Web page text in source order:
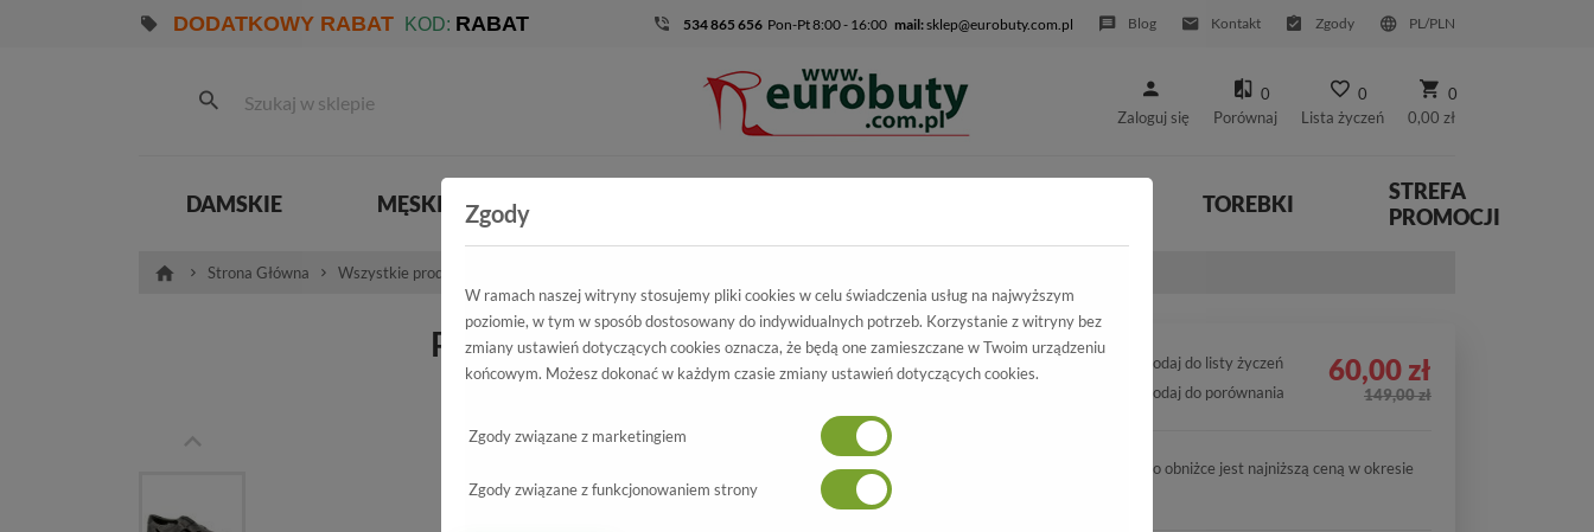
DODATKOWY RABAT KOD: RABAT 534 865 656 Pon-Pt 8:00 - 16:00 mail:sklep@eurobuty.com.pl Blog Kontakt Zgody PL/PLN
Zaloguj się
0
Porównaj
0
Lista życzeń
0
0,00 zł
DAMSKIE MĘSKIE TOREBKI
STREFA
PROMOCJI
Strona Główna Wszystkie produkty
Półbuty Letnie Polbut
K-16 140
-60%
Dodaj do listy życzeń
Dodaj do porównania
60,00 zł
149,00 zł
Cena po obniżce jest najniższą ceną w okresie
Zgody
W ramach naszej witryny stosujemy pliki cookies w celu świadczenia usług na najwyższym
poziomie, w tym w sposób dostosowany do indywidualnych potrzeb. Korzystanie z witryny bez
zmiany ustawień dotyczących cookies oznacza, że będą one zamieszczane w Twoim urządzeniu
końcowym. Możesz dokonać w każdym czasie zmiany ustawień dotyczących cookies.
Zgody związane z marketingiem
Zgody związane z funkcjonowaniem strony